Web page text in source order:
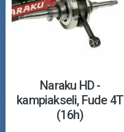
Naraku HD -
kampiakseli, Fude 4T
(16h)